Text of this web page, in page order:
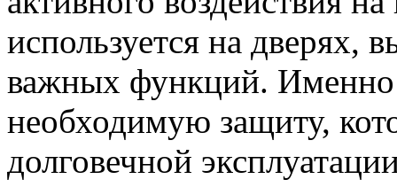
используется на дверях,
важных функций. Именно
необходимую защиту,
долговечной